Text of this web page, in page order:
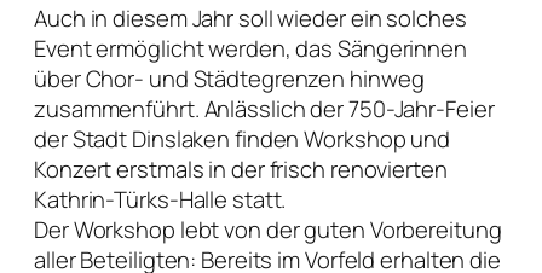
Auch in diesem Jahr soll wieder ein solches
Event ermöglicht werden, das Sängerinnen
über Chor- und Städtegrenzen hinweg
zusammenführt. Anlässlich der 750-Jahr-Feier
der Stadt Dinslaken finden Workshop und
Konzert erstmals in der frisch renovierten
Kathrin-Türks-Halle statt.
Der Workshop lebt von der guten Vorbereitung
aller Beteiligten: Bereits im Vorfeld erhalten die